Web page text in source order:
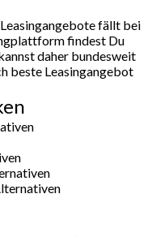
fällt bei
findest Du
daher bundesweit
beste Leasingangebot